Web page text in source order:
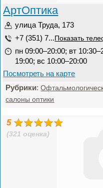
АртОптика
улица Труда, 173
+7 (351) 7... Показать
пн 09:00–20:00; вт
19:00; вс 10:00–20:00
Посмотреть на карте
Рубрики:
салоны оптики
5
(321 оценка)